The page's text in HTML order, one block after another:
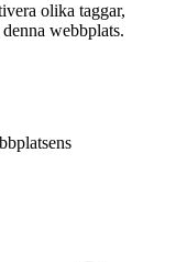
olika taggar,
webbplats.